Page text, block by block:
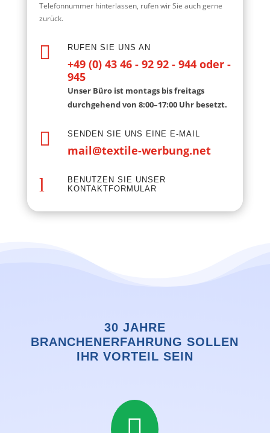
Telefonnummer hinterlassen, rufen wir Sie auch gerne
zurück.
 RUFEN SIE UNS AN
+49 (0) 43 46 - 92 92 - 944 oder -
945
Unser Büro ist montags bis freitags
durchgehend von 8:00–17:00 Uhr besetzt.
 SENDEN SIE UNS EINE E-MAIL
mail@textile-werbung.net
l
BENUTZEN SIE UNSER
KONTAKTFORMULAR
30 JAHRE
BRANCHENERFAHRUNG SOLLEN
IHR VORTEIL SEIN